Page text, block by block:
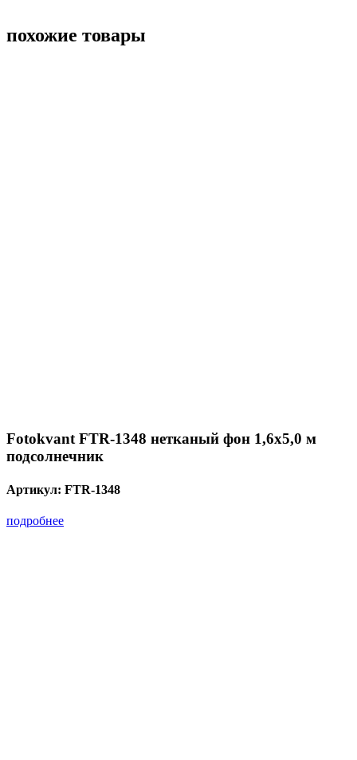
похожие товары
Fotokvant FTR-1348 нетканый фон 1,6х5,0 м
подсолнечник
Артикул: FTR-1348
подробнее